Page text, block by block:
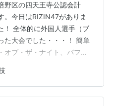
野区の四天王寺公認会計
。今日はRIZIN47がありま
！ 全体的に外国人選手（ブ
た大会でした・・・！ 簡単
オブ・ザ・ナイト、パフォ
会満足度の基準は以下を目
神興行(直近ではRIZIN40、
：現地観戦したかった/現